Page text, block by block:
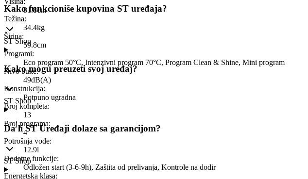
81.8cm
Težina:
34.4kg
Širina:
59.8cm
Programi:
Eco program 50°C, Intenzivni program 70°C, Program Clean & Shine, Mini program
Nivo buke:
49dB(A)
Konstrukcija:
Potpuno ugradna
Broj kompleta:
13
Broj programa:
4
Potrošnja vode:
12.9l
Dodatne funkcije:
Odložen start (3-6-9h), Zaštita od prelivanja, Kontrole na dodir
Energetska klasa:
Kako funkcioniše kupovina ST uređaja?
ST Shop
Kako mogu preuzeti svoj uređaj?
ST Shop
Da li ST Uređaji dolaze sa garancijom?
ST Shop